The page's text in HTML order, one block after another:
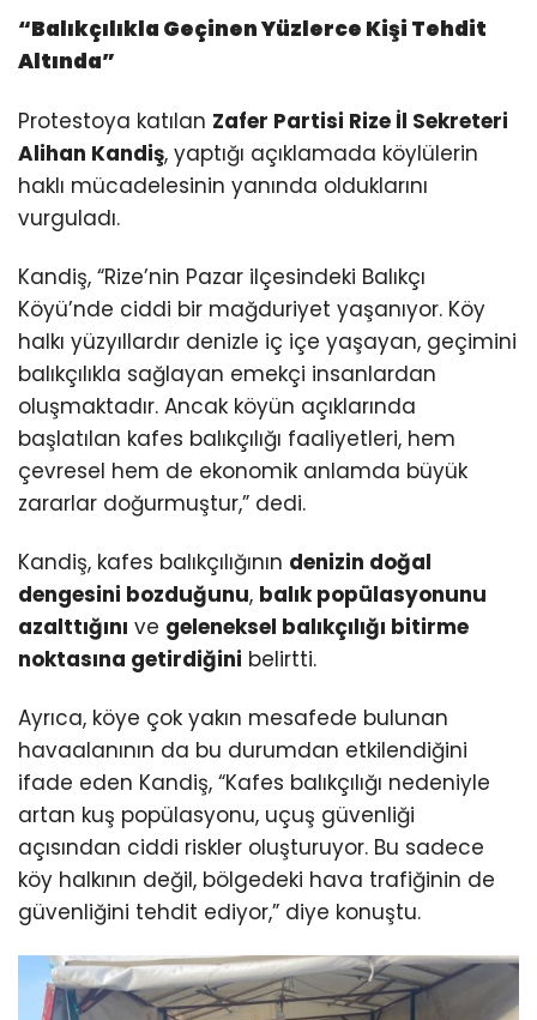
“Balıkçılıkla Geçinen Yüzlerce Kişi Tehdit
Altında”
Protestoya katılan Zafer Partisi Rize İl Sekreteri
Alihan Kandiş, yaptığı açıklamada köylülerin
haklı mücadelesinin yanında olduklarını
vurguladı.
Kandiş, “Rize’nin Pazar ilçesindeki Balıkçı
Köyü’nde ciddi bir mağduriyet yaşanıyor. Köy
halkı yüzyıllardır denizle iç içe yaşayan, geçimini
balıkçılıkla sağlayan emekçi insanlardan
oluşmaktadır. Ancak köyün açıklarında
başlatılan kafes balıkçılığı faaliyetleri, hem
çevresel hem de ekonomik anlamda büyük
zararlar doğurmuştur,” dedi.
Kandiş, kafes balıkçılığının denizin doğal
dengesini bozduğunu, balık popülasyonunu
azalttığını ve geleneksel balıkçılığı bitirme
noktasına getirdiğini belirtti.
Ayrıca, köye çok yakın mesafede bulunan
havaalanının da bu durumdan etkilendiğini
ifade eden Kandiş, “Kafes balıkçılığı nedeniyle
artan kuş popülasyonu, uçuş güvenliği
açısından ciddi riskler oluşturuyor. Bu sadece
köy halkının değil, bölgedeki hava trafiğinin de
güvenliğini tehdit ediyor,” diye konuştu.